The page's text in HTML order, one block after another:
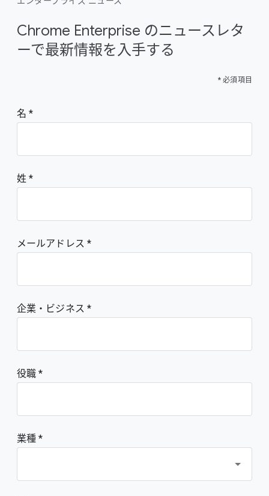
Chrome Enterprise のニュースレタ
ーで最新情報を入手する
* 必須項目
名
姓
メールアドレス
企業・ビジネス
役職
業種 *